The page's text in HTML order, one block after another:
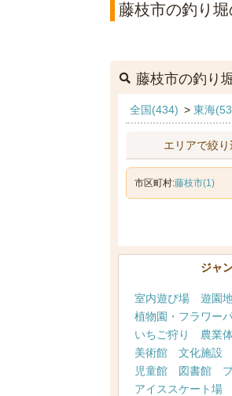
藤枝市の釣り
藤枝市の釣り
全国(434) > 東海
エリアで絞り
市区町村:藤枝市(1)
ジャ
室内遊び場 遊園
植物園・フラワー
いちご狩り
農業
美術館
文化施設
児童館
図書館
アイススケート場